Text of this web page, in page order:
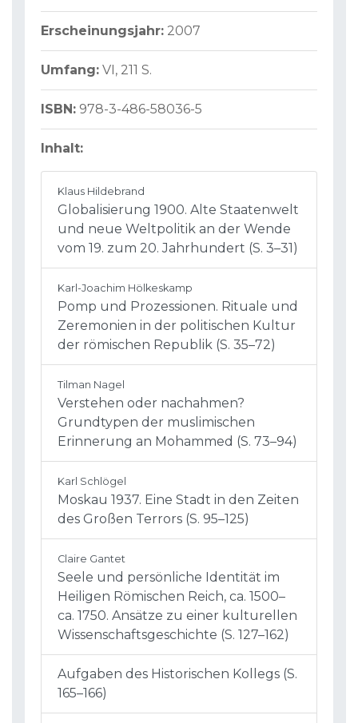
Erscheinungsjahr: 2007
Umfang: VI, 211 S.
ISBN: 978-3-486-58036-5
Inhalt:
Klaus Hildebrand
Globalisierung 1900. Alte Staatenwelt
und neue Weltpolitik an der Wende
vom 19. zum 20. Jahrhundert (S. 3–31)
Karl-Joachim Hölkeskamp
Pomp und Prozessionen. Rituale und
Zeremonien in der politischen Kultur
der römischen Republik (S. 35–72)
Tilman Nagel
Verstehen oder nachahmen?
Grundtypen der muslimischen
Erinnerung an Mohammed (S. 73–94)
Karl Schlögel
Moskau 1937. Eine Stadt in den Zeiten
des Großen Terrors (S. 95–125)
Claire Gantet
Seele und persönliche Identität im
Heiligen Römischen Reich, ca. 1500–
ca. 1750. Ansätze zu einer kulturellen
Wissenschaftsgeschichte (S. 127–162)
Aufgaben des Historischen Kollegs (S.
165–166)